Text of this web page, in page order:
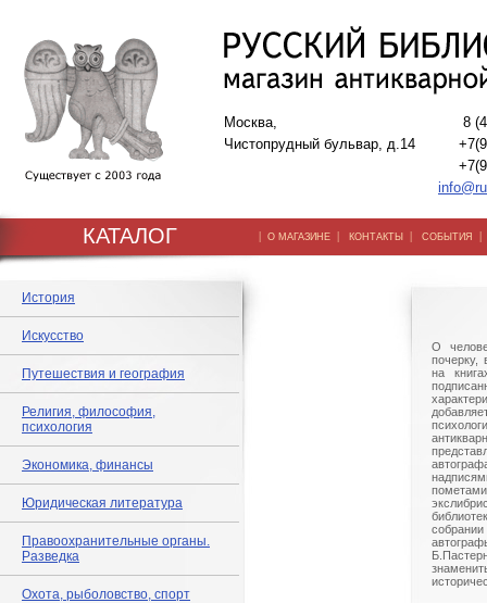
Москва,
Чистопрудный бульвар, д.14
8
КАТАЛОГ | О МАГАЗИНЕ | КОНТАКТЫ | СОБЫТИЯ
История
Искусство
Путешествия и география
Религия, философия,
психология
Экономика, финансы
Юридическая литература
Правоохранительные органы.
Разведка
Охота, рыболовство, спорт
О
почерку,
на